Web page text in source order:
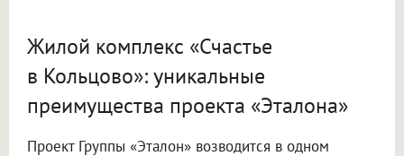
Жилой комплекс «Счастье
в Кольцово»: уникальные
преимущества проекта «Эталона»
Проект Группы «Эталон» возводится в одном